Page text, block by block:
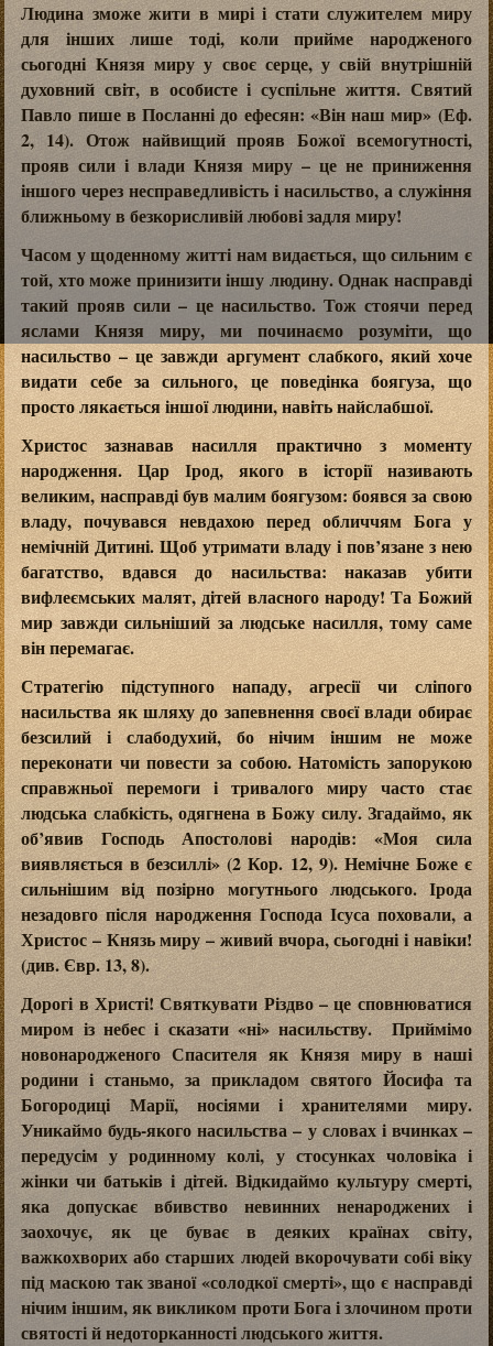
Людина зможе жити в мирі і стати служителем миру
для інших лише тоді, коли прийме народженого
сьогодні Князя миру у своє серце, у свій внутрішній
духовний світ, в особисте і суспільне життя. Святий
Павло пише в Посланні до ефесян: «Він наш мир» (Еф.
2, 14). Отож найвищий прояв Божої всемогутності,
прояв сили і влади Князя миру – це не приниження
іншого через несправедливість і насильство, а служіння
ближньому в безкорисливій любові задля миру!
Часом у щоденному житті нам видається, що сильним є
той, хто може принизити іншу людину. Однак насправді
такий прояв сили – це насильство. Тож стоячи перед
яслами Князя миру, ми починаємо розуміти, що
насильство – це завжди аргумент слабкого, який хоче
видати себе за сильного, це поведінка боягуза, що
просто лякається іншої людини, навіть найслабшої.
Христос зазнавав насилля практично з моменту
народження. Цар Ірод, якого в історії називають
великим, насправді був малим боягузом: боявся за свою
владу, почувався невдахою перед обличчям Бога у
немічній Дитині. Щоб утримати владу і пов’язане з нею
багатство, вдався до насильства: наказав убити
вифлеємських малят, дітей власного народу! Та Божий
мир завжди сильніший за людське насилля, тому саме
він перемагає.
Стратегію підступного нападу, агресії чи сліпого
насильства як шляху до запевнення своєї влади обирає
безсилий і слабодухий, бо нічим іншим не може
переконати чи повести за собою. Натомість запорукою
справжньої перемоги і тривалого миру часто стає
людська слабкість, одягнена в Божу силу. Згадаймо, як
об’явив Господь Апостолові народів: «Моя сила
виявляється в безсиллі» (2 Кор. 12, 9). Немічне Боже є
сильнішим від позірно могутнього людського. Ірода
незадовго після народження Господа Ісуса поховали, а
Христос – Князь миру – живий вчора, сьогодні і навіки!
(див. Євр. 13, 8).
Дорогі в Христі! Святкувати Різдво – це сповнюватися
миром із небес і сказати «ні» насильству. Приймімо
новонародженого Спасителя як Князя миру в наші
родини і станьмо, за прикладом святого Йосифа та
Богородиці Марії, носіями і хранителями миру.
Уникаймо будь-якого насильства – у словах і вчинках –
передусім у родинному колі, у стосунках чоловіка і
жінки чи батьків і дітей. Відкидаймо культуру смерті,
яка допускає вбивство невинних ненароджених і
заохочує, як це буває в деяких країнах світу,
важкохворих або старших людей вкорочувати собі віку
під маскою так званої «солодкої смерті», що є насправді
нічим іншим, як викликом проти Бога і злочином проти
святості й недоторканності людського життя.